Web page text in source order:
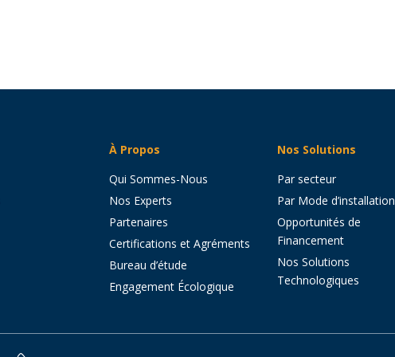
À Propos
Qui Sommes-Nous
Nos Experts
Partenaires
Certifications et Agréments
Bureau d’étude
Engagement Écologique
Nos Solutions
Par secteur
Par Mode d’installation
Opportunités de
Financement
Nos Solutions
Technologiques